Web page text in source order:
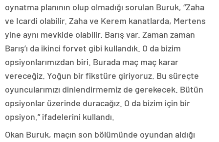
oynatma planının olup olmadığı sorulan Buruk, “Zaha
ve Icardi olabilir. Zaha ve Kerem kanatlarda, Mertens
yine aynı mevkide olabilir. Barış var. Zaman zaman
Barış’ı da ikinci forvet gibi kullandık. O da bizim
opsiyonlarımızdan biri. Burada maç maç karar
vereceğiz. Yoğun bir fikstüre giriyoruz. Bu süreçte
oyuncularımızı dinlendirmemiz de gerekecek. Bütün
opsiyonlar üzerinde duracağız. O da bizim için bir
opsiyon.” ifadelerini kullandı.
Okan Buruk, maçın son bölümünde oyundan aldığı